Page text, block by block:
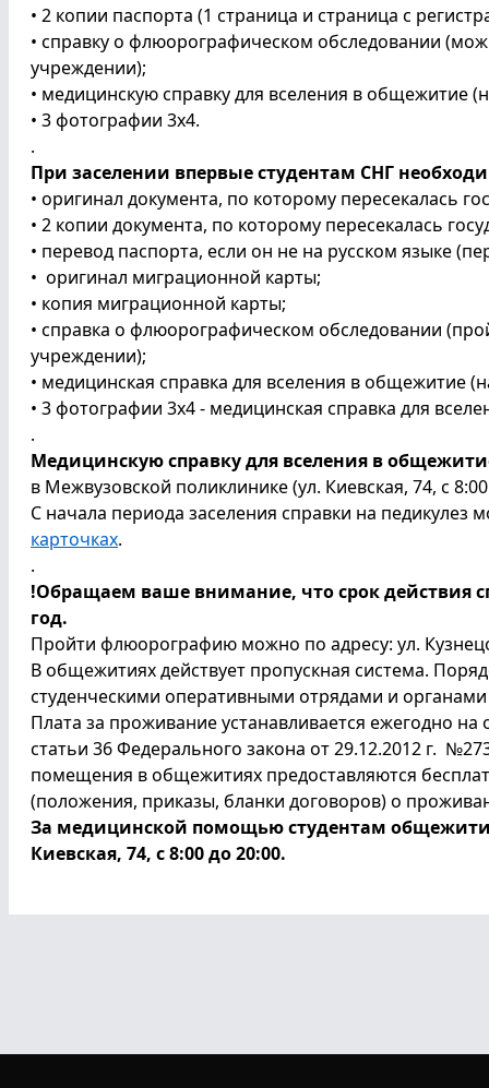
• 2 копии паспорта (1 страница и страница с
• справку о флюорографическом обследовании
учреждении);
• медицинскую справку для вселения в общежитие
• 3 фотографии 3х4.
.
При заселении впервые студентам СНГ
• оригинал документа, по которому пересекалась
• 2 копии документа, по которому пересекалась
• перевод паспорта, если он не на русском языке
• оригинал миграционной карты;
• копия миграционной карты;
• справка о флюорографическом обследовании
учреждении);
• медицинская справка для вселения в общежитие
• 3 фотографии 3х4 - медицинская справка для
.
Медицинскую справку для вселения в
в Межвузовской поликлинике (ул. Киевская, 74, с
С начала периода заселения справки на
карточках.
.
!Обращаем ваше внимание, что срок действия
год.
Пройти флюорографию можно по адресу: ул.
В общежитиях действует пропускная система.
студенческими оперативными отрядами и
Плата за проживание устанавливается ежегодно
статьи 36 Федерального закона от 29.12.2012 г.
помещения в общежитиях предоставляются
(положения, приказы, бланки договоров) о
За медицинской помощью студентам
Киевская, 74, с 8:00 до 20:00.